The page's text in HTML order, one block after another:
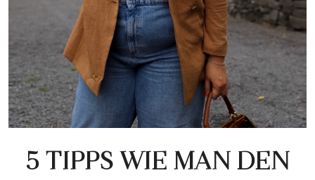
5 TIPPS WIE MAN DEN